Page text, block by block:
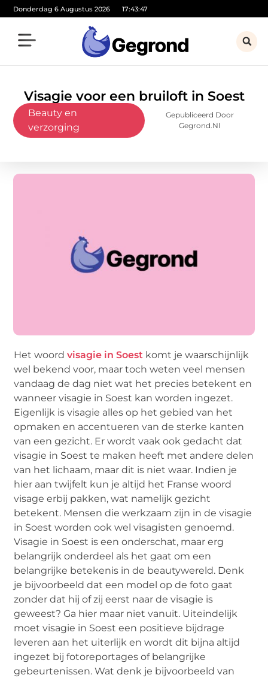
Donderdag 6 Augustus 2026 17:43:49
Visagie voor een bruiloft in Soest
Beauty en
verzorging
Gepubliceerd Door
Gegrond.nl
Het woord visagie in Soest komt je waarschijnlijk
wel bekend voor, maar toch weten veel mensen
vandaag de dag niet wat het precies betekent en
wanneer visagie in Soest kan worden ingezet.
Eigenlijk is visagie alles op het gebied van het
opmaken en accentueren van de sterke kanten
van een gezicht. Er wordt vaak ook gedacht dat
visagie in Soest te maken heeft met andere delen
van het lichaam, maar dit is niet waar. Indien je
hier aan twijfelt kun je altijd het Franse woord
visage erbij pakken, wat namelijk gezicht
betekent. Mensen die werkzaam zijn in de visagie
in Soest worden ook wel visagisten genoemd.
Visagie in Soest is een onderschat, maar erg
belangrijk onderdeel als het gaat om een
belangrijke betekenis in de beautywereld. Denk
je bijvoorbeeld dat een model op de foto gaat
zonder dat hij of zij eerst naar de visagie is
geweest? Ga hier maar niet vanuit. Uiteindelijk
moet visagie in Soest een positieve bijdrage
leveren aan het uiterlijk en wordt dit bijna altijd
ingezet bij fotoreportages of belangrijke
gebeurtenissen. Wat denk je bijvoorbeeld van